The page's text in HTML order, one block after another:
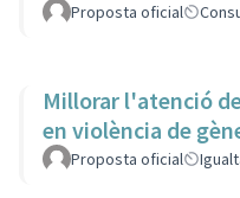
Proposta oficial
Millorar l'atenció
en violència de
Proposta oficial